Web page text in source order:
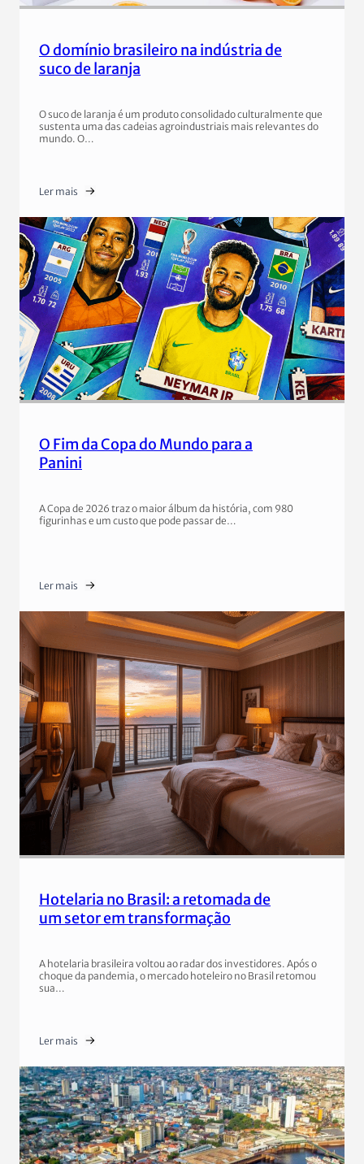
O domínio brasileiro na indústria de
suco de laranja
O suco de laranja é um produto consolidado culturalmente que
sustenta uma das cadeias agroindustriais mais relevantes do
mundo. O…
Ler mais
O Fim da Copa do Mundo para a
Panini
A Copa de 2026 traz o maior álbum da história, com 980
figurinhas e um custo que pode passar de…
Ler mais
Hotelaria no Brasil: a retomada de
um setor em transformação
A hotelaria brasileira voltou ao radar dos investidores. Após o
choque da pandemia, o mercado hoteleiro no Brasil retomou
sua…
Ler mais